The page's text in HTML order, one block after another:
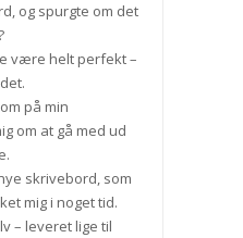
og spurgte om det
være helt perfekt –
på min
om at gå med ud
skrivebord, som
mig i noget tid.
– leveret lige til